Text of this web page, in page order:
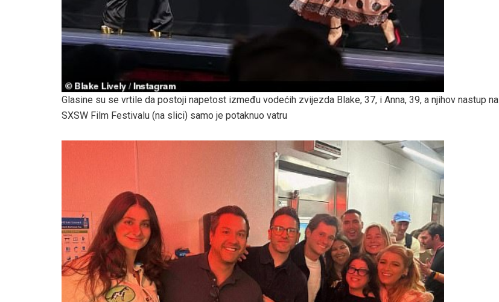
Glasine su se vrtile da postoji napetost između vodećih zvijezda Blake, 37, i Anna, 39, a njihov nastup na
SXSW Film Festivalu (na slici) samo je potaknuo vatru